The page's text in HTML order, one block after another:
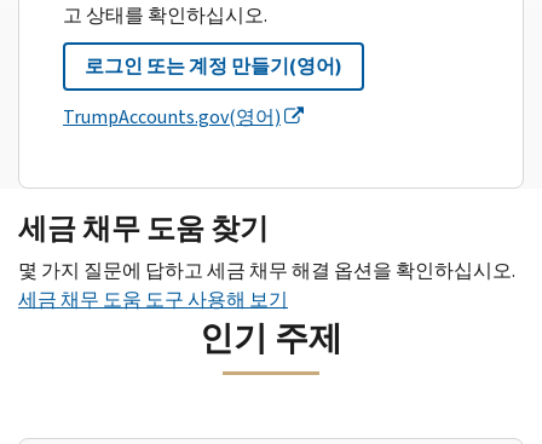
고 상태를 확인하십시오.
로그인 또는 계정 만들기(영어)
TrumpAccounts.gov(영어)
세금 채무 도움 찾기
몇 가지 질문에 답하고 세금 채무 해결 옵션을 확인하십시오.
세금 채무 도움 도구 사용해 보기
인기 주제